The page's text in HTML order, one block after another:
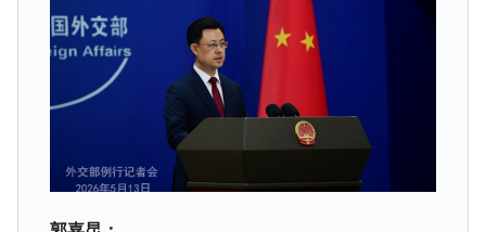
に韓国がいっちょがみしたのでは。
『Money1』
韓国政府『BYD』車への補助金を全廃 ⇒ 実
は韓国で『BYD』車は売れている。6カ月で対前年同期比
在韓米国大使スティールが着韓！⇒ さっそ
く空港に詰めかけ「出て行け！」「極右勢力」のプラカー
ドを掲げる「在韓反米勢力」